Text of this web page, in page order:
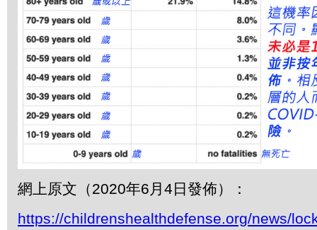
網上原文（2020年6月4日發佈）：
https://childrenshealthdefense.org/news/